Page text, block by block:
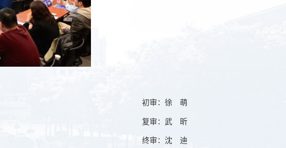
初审：徐 萌
复审：武 昕
终审：沈 迪